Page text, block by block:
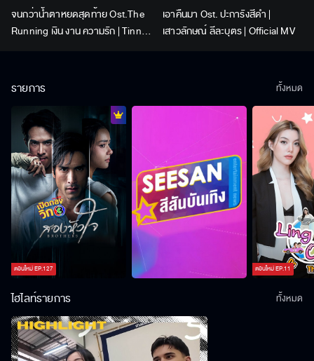
จนกว่าน้ำตาหยดสุดท้าย Ost.The
Running เงิน งาน ความรัก | Tinn |
เอาคืนมา Ost. ปะการังสีดำ |
เสาวลักษณ์ ลีละบุตร | Official MV
รายการ
ตอนใหม่EP.127 ตอนใหม่EP.11
ทั้งหมด
ไฮไลท์รายการ ทั้งหมด